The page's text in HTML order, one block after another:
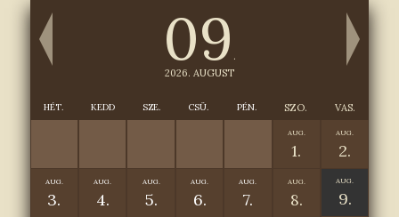
09 .
2026. AUGUST
HÉT. KEDD SZE. CSÜ. PÉN. SZO. VAS.
AUG.
1.
AUG.
2.
AUG.
3.
AUG.
4.
AUG.
5.
AUG.
6.
AUG.
7.
AUG.
8.
AUG.
9.